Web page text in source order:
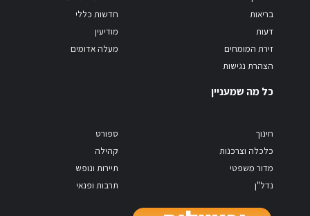
בריאות
דעות
זירת המומחים
הצהרת נגישות
חדשות כללי
מודיעין
מעלה אדומים
כל מה שמעניין
חינוך
כלכלה וצרכנות
מדור משפטי
נדל"ן
ספורט
קהילה
תיירות ונופש
תרבות ופנאי